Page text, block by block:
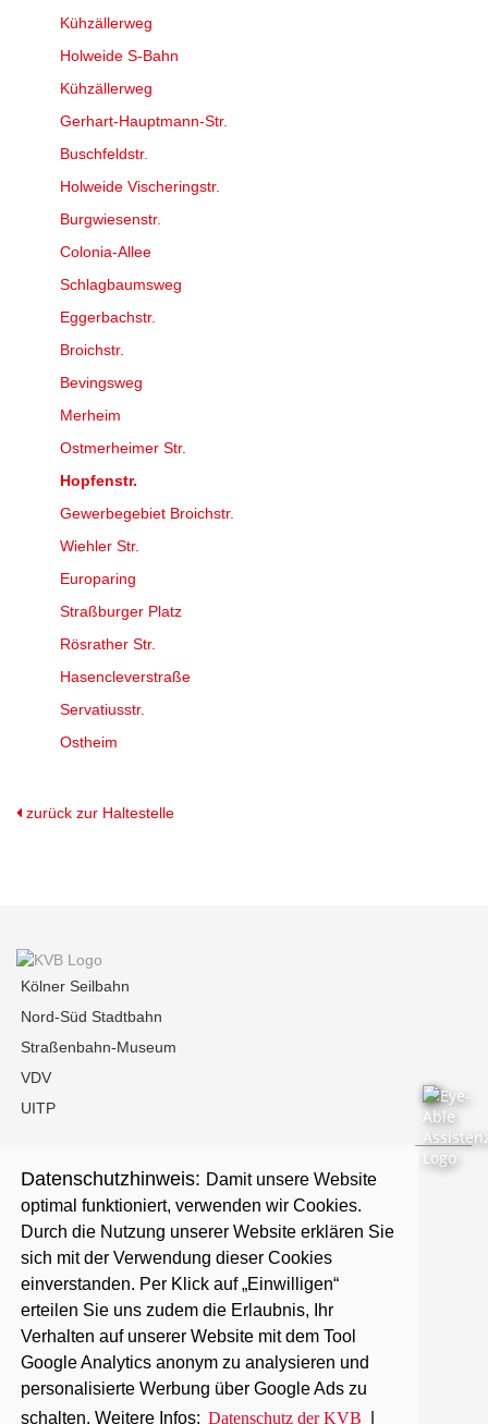
Datenschutzhinweis: Damit unsere Website
optimal funktioniert, verwenden wir Cookies.
Durch die Nutzung unserer Website erklären Sie
sich mit der Verwendung dieser Cookies
einverstanden. Per Klick auf „Einwilligen“
erteilen Sie uns zudem die Erlaubnis, Ihr
Verhalten auf unserer Website mit dem Tool
Google Analytics anonym zu analysieren und
personalisierte Werbung über Google Ads zu
schalten. Weitere Infos: Datenschutz der KVB
Kühzällerweg
Holweide S-Bahn
Kühzällerweg
Gerhart-Hauptmann-Str.
Buschfeldstr.
Holweide Vischeringstr.
Burgwiesenstr.
Colonia-Allee
Schlagbaumsweg
Eggerbachstr.
Broichstr.
Bevingsweg
Merheim
Ostmerheimer Str.
Hopfenstr.
Gewerbegebiet Broichstr.
Wiehler Str.
Europaring
Straßburger Platz
Rösrather Str.
Hasencleverstraße
Servatiusstr.
Ostheim
zurück zur Haltestelle
Kölner Seilbahn
Nord-Süd Stadtbahn
Straßenbahn-Museum
VDV
UITP
Kontakt
Presse
Karriere
Barrierefreiheit